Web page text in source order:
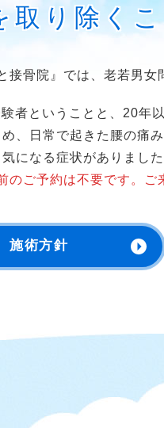
取り除く
接骨院』では、老若男
者ということと、20年
、日常で起きた腰の痛
気になる症状がありまし
のご予約は不要です。ご
施術方針